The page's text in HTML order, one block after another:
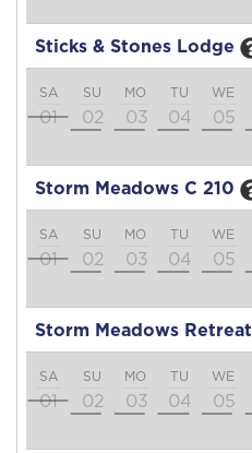
Sticks & Stones Lodge
SA
01
SU
02
MO
03
TU
04
WE
05
Storm Meadows C 210
SA
01
SU
02
MO
03
TU
04
WE
05
Storm Meadows Retreat
SA
01
SU
02
MO
03
TU
04
WE
05